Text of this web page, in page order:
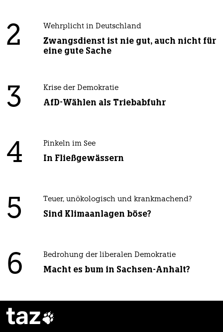
2 Wehrplicht in Deutschland
Zwangsdienst ist nie gut, auch nicht für
eine gute Sache
3 Krise der Demokratie
AfD-Wählen als Triebabfuhr
4 Pinkeln im See
In Fließgewässern
5 Teuer, unökologisch und krankmachend?
Sind Klimaanlagen böse?
6 Bedrohung der liberalen Demokratie
Macht es bum in Sachsen-Anhalt?
taz